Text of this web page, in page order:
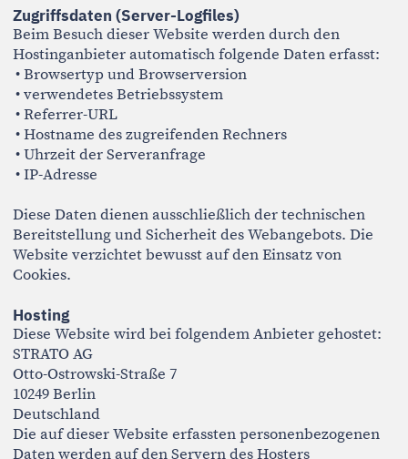
STRATO AG
Otto-Ostrowski-Straße 7
10249 Berlin
Deutschland
Die auf dieser Website erfassten personenbezogenen
Daten werden auf den Servern des Hosters
gespeichert. Mit dem Hostinganbieter wurde ein
Vertrag über Auftragsverarbeitung (AVV) gemäß Art.
28 DSGVO abgeschlossen.
Zweck der Datenverarbeitung
Die Verarbeitung personenbezogener Daten erfolgt
ausschließlich zum Zweck der Bearbeitung von
vereinbarter Leistungen.
Eine Weitergabe personenbezogener Daten an Dritte
erfolgt grundsätzlich nicht.
Eine Übermittlung kann ausschließlich erfolgen, wenn
gegenüber Strafverfolgungsbehörden).
Europäischen Union oder des Europäischen
Wirtschaftsraums findet nicht statt.
SSL- bzw. TLS-Verschlüsselung
Diese Website nutzt aus Sicherheitsgründen und zum
Schutz der Übertragung vertraulicher Inhalte eine
SSL- bzw. TLS-Verschlüsselung.
Kommunikation per E-Mail
Bitte beachten Sie, dass bei der Kommunikation per E-
Mail keine vollständige Ende-zu-Ende-Verschlüsselung